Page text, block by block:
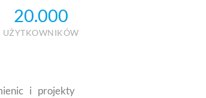
20.000
UŻYTKOWNIKÓW
i projekty